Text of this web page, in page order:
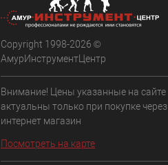
Copyright 1998-2026 ©
АмурИнструментЦентр
Внимание! Цены указанные на сайте
актуальны только при покупке через
интернет магазин
Посмотреть на карте